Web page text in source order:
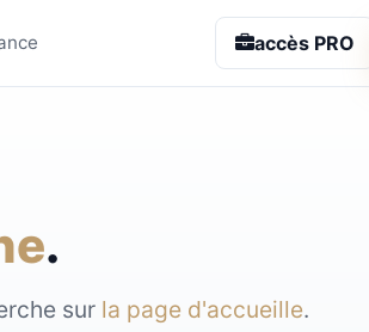
accès PRO
.
sur la page d'accueille.